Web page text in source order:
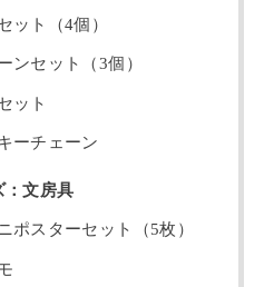
ット（4個）
ンセット（3個）
ット
ーチェーン
：文房具
ポスターセット（5枚）